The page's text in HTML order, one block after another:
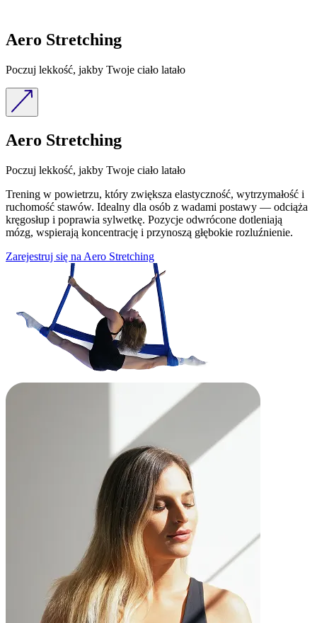
Aero Stretching
Poczuj lekkość, jakby Twoje ciało latało
Aero Stretching
Poczuj lekkość, jakby Twoje ciało latało
Trening w powietrzu, który zwiększa elastyczność, wytrzymałość i
ruchomość stawów. Idealny dla osób z wadami postawy — odciąża
kręgosłup i poprawia sylwetkę. Pozycje odwrócone dotleniają
mózg, wspierają koncentrację i przynoszą głębokie rozluźnienie.
Zarejestruj się na Aero Stretching